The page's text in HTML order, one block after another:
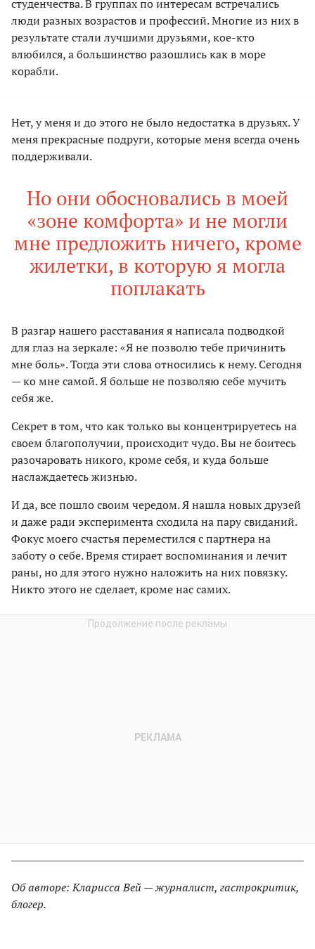
студенчества. В группах по интересам встречались
люди разных возрастов и профессий. Многие из них в
результате стали лучшими друзьями, кое-кто
влюбился, а большинство разошлись как в море
корабли.
Нет, у меня и до этого не было недостатка в друзьях. У
меня прекрасные подруги, которые меня всегда очень
поддерживали.
Но они обосновались в моей
«зоне комфорта» и не могли
мне предложить ничего, кроме
жилетки, в которую я могла
поплакать
В разгар нашего расставания я написала подводкой
для глаз на зеркале: «Я не позволю тебе причинить
мне боль». Тогда эти слова относились к нему. Сегодня
— ко мне самой. Я больше не позволяю себе мучить
себя же.
Секрет в том, что как только вы концентрируетесь на
своем благополучии, происходит чудо. Вы не боитесь
разочаровать никого, кроме себя, и куда больше
наслаждаетесь жизнью.
И да, все пошло своим чередом. Я нашла новых друзей
и даже ради эксперимента сходила на пару свиданий.
Фокус моего счастья переместился с партнера на
заботу о себе. Время стирает воспоминания и лечит
раны, но для этого нужно наложить на них повязку.
Никто этого не сделает, кроме нас самих.
Об авторе: Кларисса Вей — журналист, гастрокритик,
блогер.